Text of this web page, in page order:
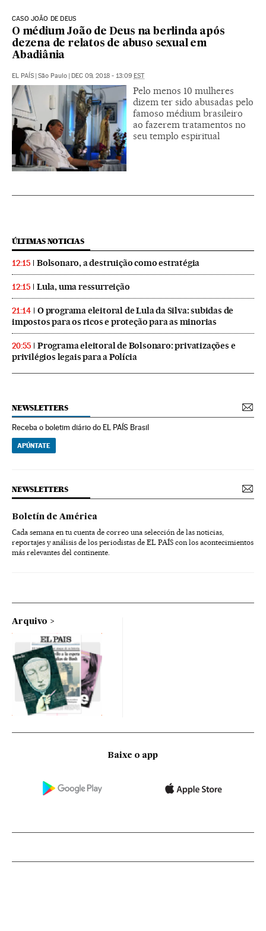
CASO JOÃO DE DEUS
O médium João de Deus na berlinda após
dezena de relatos de abuso sexual em
Abadiânia
EL PAÍS | São Paulo | DEC 09, 2018 - 13:09 EST
Pelo menos 10 mulheres
dizem ter sido abusadas pelo
famoso médium brasileiro
ao fazerem tratamentos no
seu templo espiritual
ÚLTIMAS NOTICIAS
12:15 Bolsonaro, a destruição como estratégia
12:15 Lula, uma ressurreição
21:14
O programa eleitoral de Lula da Silva: subidas de
impostos para os ricos e proteção para as minorias
20:55
Programa eleitoral de Bolsonaro: privatizações e
privilégios legais para a Polícia
NEWSLETTERS
Receba o boletim diário do EL PAÍS Brasil
APÚNTATE
NEWSLETTERS
Boletín de América
Cada semana en tu cuenta de correo una selección de las noticias,
reportajes y análisis de los periodistas de EL PAÍS con los acontecimientos
más relevantes del continente.
Arquivo
Baixe o app